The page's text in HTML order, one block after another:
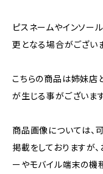
ピスネームやインソー
更となる場合がござい
こちらの商品は姉妹店
が生じる事がございま
商品画像については、
掲載をしておりますが
ーやモバイル端末の機